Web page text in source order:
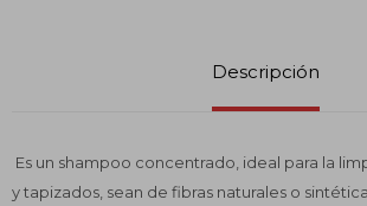
Descripción
Es un shampoo concentrado, ideal para la
y tapizados, sean de fibras naturales o